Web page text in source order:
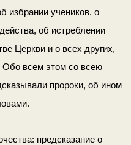
избрании учеников, о
об ис­треблении
Церкви и о всех других,
Обо всем этом со всею
пророки, об ином
предсказание о